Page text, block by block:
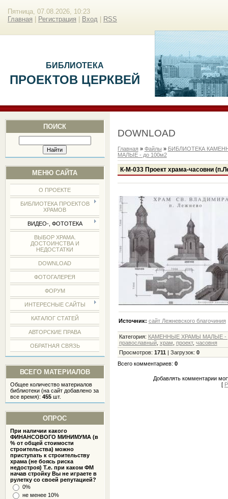
Пятница, 07.08.2026, 10:23
Главная
Регистрация Вход RSS
БИБЛИОТЕКА
ПРОЕКТОВ ЦЕРКВЕЙ
ПОИСК
МЕНЮ САЙТА
О ПРОЕКТЕ
БИБЛИОТЕКА ПРОЕКТОВ
ХРАМОВ
ВИДЕО-, ФОТОТЕКА
ВЫБОР ХРАМА.
ДОСТОИНСТВА И
НЕДОСТАТКИ
DOWNLOAD
ФОТОГАЛЕРЕЯ
ФОРУМ
ИНТЕРЕСНЫЕ САЙТЫ
КАТАЛОГ СТАТЕЙ
АВТОРСКИЕ ПРАВА
ОБРАТНАЯ СВЯЗЬ
ВСЕГО МАТЕРИАЛОВ
Общее количество материалов
библиотеки (на сайт добавлено за
все время):455 шт.
ОПРОС
При наличии какого
ФИНАНСОВОГО МИНИМУМА (в
% от общей стоимости
строительства) можно
приступать к строительству
храма (не боясь риска
недостроя) Т.е. при каком ФМ
начав стройку Вы не играете в
рулетку со своей репутацией?
0%
не менее 10%
DOWNLOAD
Главная » Файлы » БИБЛИОТЕКА
МАЛЫЕ - до 100м2
К-М-033 Проект храма-часовни
Источник: сайт Лежневского благочиния
Категория: КАМЕННЫЕ ХРАМЫ МАЛЫЕ -
православный, храм проект, часовня
Просмотров: 1711| Загрузок: 0
Всего комментариев: 0
Добавлять комментарии
[